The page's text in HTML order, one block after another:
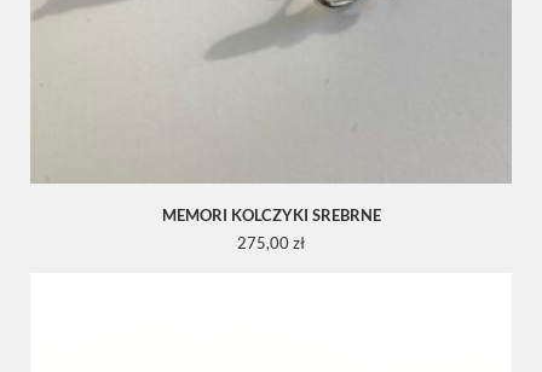
MEMORI KOLCZYKI SREBRNE
275,00 zł